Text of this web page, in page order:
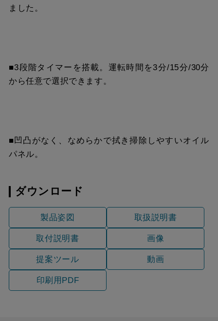
ました。
■3段階タイマーを搭載。運転時間を3分/15分/30分
から任意で選択できます。
■凹凸がなく、なめらかで拭き掃除しやすいオイル
パネル。
ダウンロード
製品姿図 取扱説明書
取付説明書 画像
提案ツール 動画
印刷用PDF